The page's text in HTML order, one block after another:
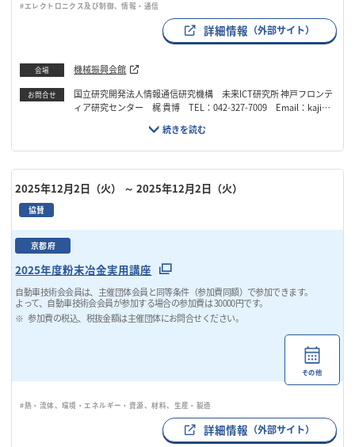
#エレクトロニクス及び制御、情報・通信
詳細情報 （外部サイト）
会場 機械振興会館
お問合せ
国立研究開発法人情報通信研究機構 未来ICT研究所 神戸フロンテ
ィア研究センター 梶 貴博 TEL：042-327-7009 Email：kaji@
2025年12月2日（火） ～ 2025年12月2日（火）
協賛
京都府
2025年度粉末冶金実用講座
自動車技術会会員は、主催団体会員と同等条件（参加費同額）で参加できます。
よって、自動車技術会会員が参加する場合の参加費は 30000円です。
参加費の税込、税抜金額は主催団体にお問合せください。
その他
#熱・流体、環境・エネルギー・資源、材料、生産・製造
詳細情報 （外部サイト）